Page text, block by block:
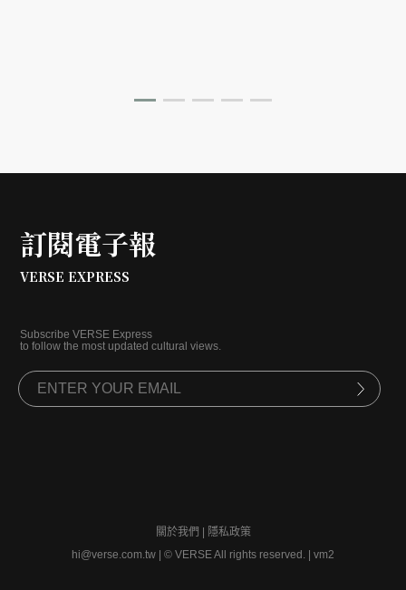
訂閱電子報
VERSE EXPRESS
Subscribe VERSE Express
to follow the most updated cultural views.
關於我們
隱私政策
hi@verse.com.tw
© VERSE All rights reserved. | vm2